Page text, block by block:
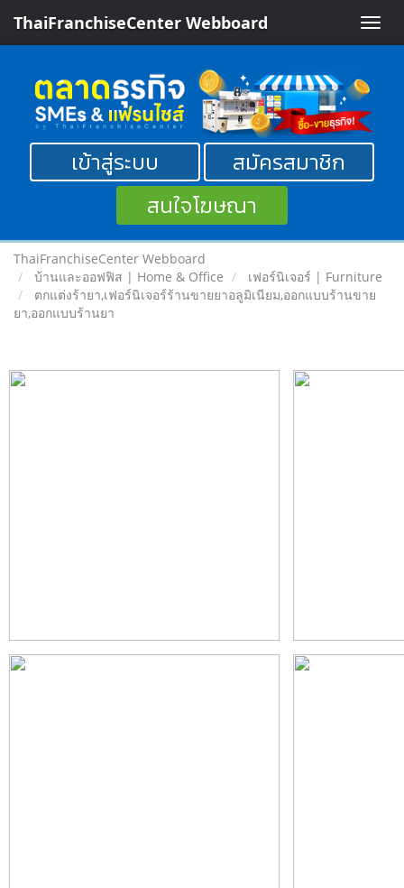
Toggle
ThaiFranchiseCenter Webboard
เข้าสู่ระบบ
สมัครสมาชิก
สนใจโฆษณา
ThaiFranchiseCenter Webboard
บ้านและออฟฟิส | Home & Office
เฟอร์นิเจอร์ | Furniture
ตกแต่งร้ายา,เฟอร์นิเจอร์ร้านขายยาอลูมิเนียม,ออกแบบร้านขาย
ยา,ออกแบบร้านยา